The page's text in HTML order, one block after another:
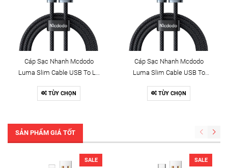
Cáp Sạc Nhanh Mcdodo
Luma Slim Cable USB To Ln
LED
TÙY CHỌN
Cáp Sạc Nhanh Mcdodo
Luma Slim Cable USB To
Có Đèn LED
TÙY CHỌN
SẢN PHẨM GIÁ TỐT
SALE SALE